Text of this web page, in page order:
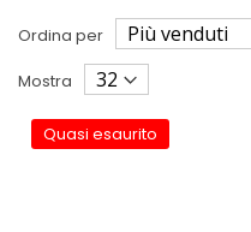
Ordina per
Mostra
Quasi esaurito